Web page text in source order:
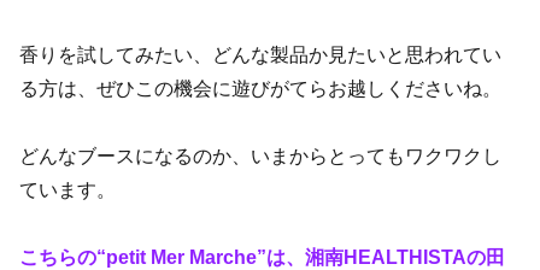
香りを試してみたい、どんな製品か見たいと思われてい
る方は、ぜひこの機会に遊びがてらお越しくださいね。
どんなブースになるのか、いまからとってもワクワクし
ています。
こちらの“petit Mer Marche”は、湘南HEALTHISTAの田